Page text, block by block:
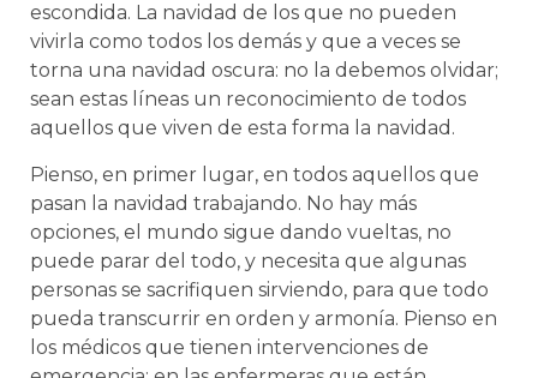
escondida. La navidad de los que no pueden
vivirla como todos los demás y que a veces se
torna una navidad oscura: no la debemos olvidar;
sean estas líneas un reconocimiento de todos
aquellos que viven de esta forma la navidad.
Pienso, en primer lugar, en todos aquellos que
pasan la navidad trabajando. No hay más
opciones, el mundo sigue dando vueltas, no
puede parar del todo, y necesita que algunas
personas se sacrifiquen sirviendo, para que todo
pueda transcurrir en orden y armonía. Pienso en
los médicos que tienen intervenciones de